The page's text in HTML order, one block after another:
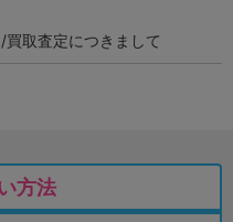
買取査定につきまして
方法